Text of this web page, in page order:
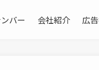
バー 会社紹介 広